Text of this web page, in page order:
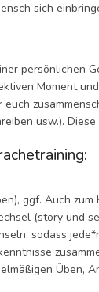
sich
persönlichen
Moment
usw.).
ggf. Auch
(story und
sodass
Üben,